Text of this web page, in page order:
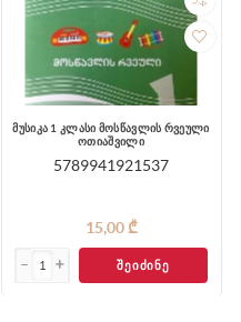
მუსიკა 1 კლასი მოსწავლის რვეული
ოთიაშვილი
5789941921537
15,00 ₾
ᲨᲔᲘᲫᲘᲜᲔ